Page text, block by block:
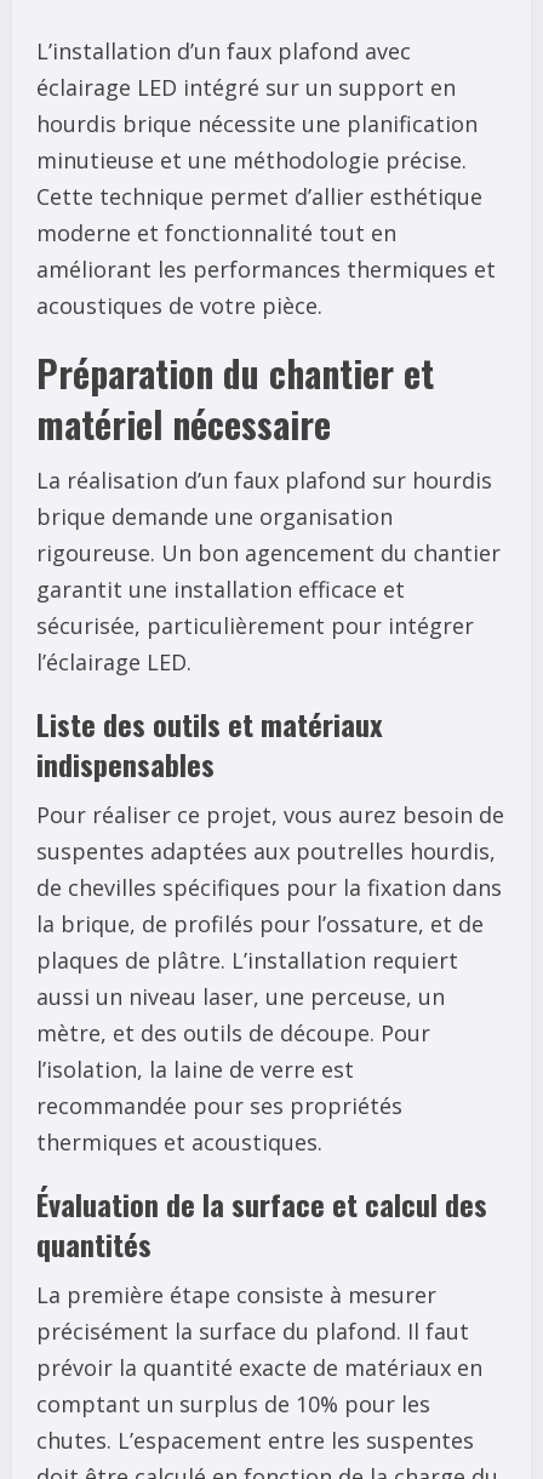
L’installation d’un faux plafond avec
éclairage LED intégré sur un support en
hourdis brique nécessite une planification
minutieuse et une méthodologie précise.
Cette technique permet d’allier esthétique
moderne et fonctionnalité tout en
améliorant les performances thermiques et
acoustiques de votre pièce.
Préparation du chantier et
matériel nécessaire
La réalisation d’un faux plafond sur hourdis
brique demande une organisation
rigoureuse. Un bon agencement du chantier
garantit une installation efficace et
sécurisée, particulièrement pour intégrer
l’éclairage LED.
Liste des outils et matériaux
indispensables
Pour réaliser ce projet, vous aurez besoin de
suspentes adaptées aux poutrelles hourdis,
de chevilles spécifiques pour la fixation dans
la brique, de profilés pour l’ossature, et de
plaques de plâtre. L’installation requiert
aussi un niveau laser, une perceuse, un
mètre, et des outils de découpe. Pour
l’isolation, la laine de verre est
recommandée pour ses propriétés
thermiques et acoustiques.
Évaluation de la surface et calcul des
quantités
La première étape consiste à mesurer
précisément la surface du plafond. Il faut
prévoir la quantité exacte de matériaux en
comptant un surplus de 10% pour les
chutes. L’espacement entre les suspentes